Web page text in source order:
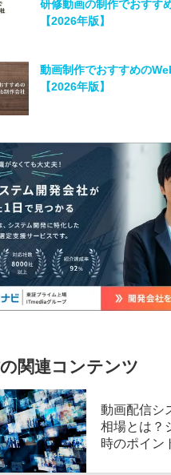
研修動画の制作でおすす
【2026年版】
動画制作でおすすめの
【2026年版】
関連コンテンツ
動画配信シ
相場とは？
時のポイン